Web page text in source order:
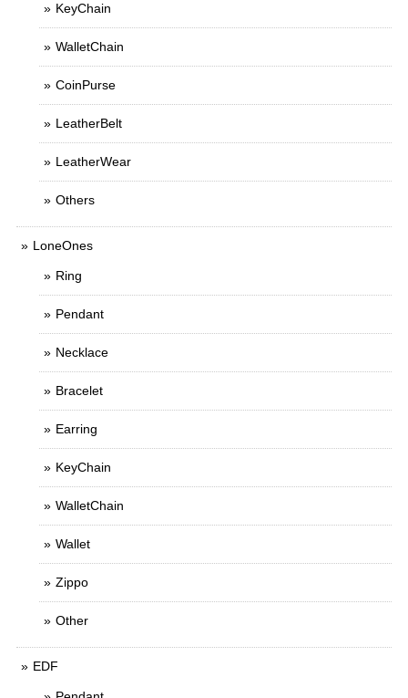
KeyChain
WalletChain
CoinPurse
LeatherBelt
LeatherWear
Others
LoneOnes
Ring
Pendant
Necklace
Bracelet
Earring
KeyChain
WalletChain
Wallet
Zippo
Other
EDF